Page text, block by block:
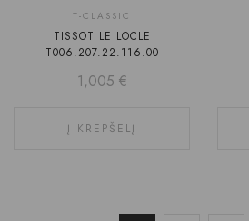
T-CLASSIC
TISSOT LE LOCLE
T006.207.22.116.00
1,005 €
Į KREPŠELĮ